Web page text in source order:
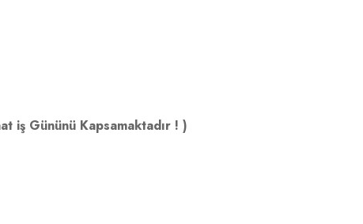
iş Gününü Kapsamaktadır ! )